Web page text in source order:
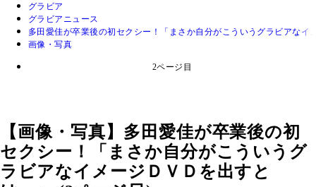
グラビア
グラビアニュース
多田愛佳が卒業後の初セクシー！「まさか自分がこういうグラビアな
画像・写真
2ページ目
【画像・写真】多田愛佳が卒業後の初
セクシー！「まさか自分がこういうグ
ラビアなイメージＤＶＤを出すと